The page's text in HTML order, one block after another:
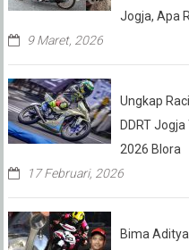
Jogja, Apa
9 Maret, 2026
Ungkap
DDRT
2026 Blora
17 Februari, 2026
Bima